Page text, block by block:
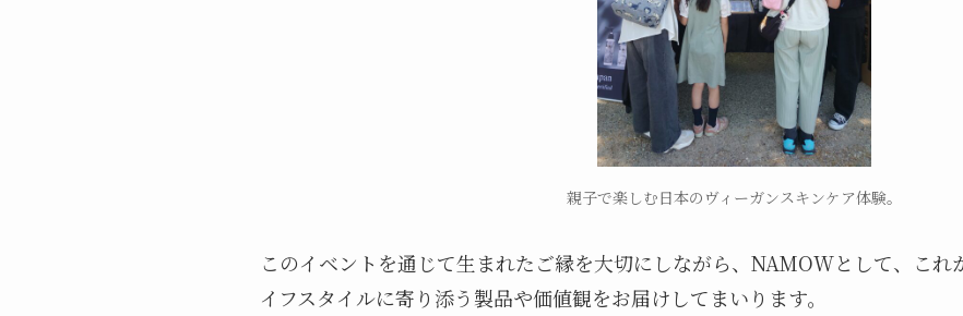
親子で楽しむ日本のヴィーガンスキンケア体験。
このイベントを通じて生まれたご縁を大切にしながら、NAMOWとして、これ
イフスタイルに寄り添う製品や価値観をお届けしてまいります。